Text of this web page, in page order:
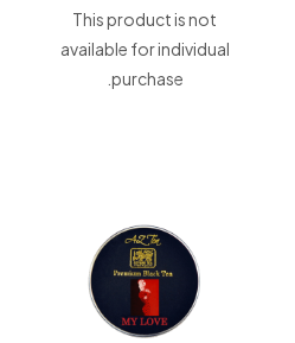
This product is not
available for individual
purchase.